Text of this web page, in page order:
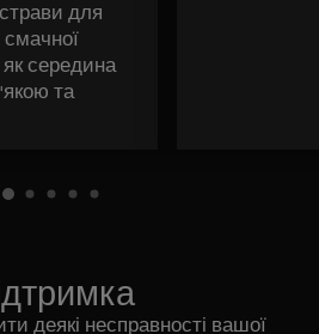
для
смачної
середина
та
деякі несправності вашої